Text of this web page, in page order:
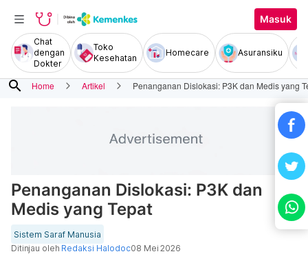
Masuk
Chat
dengan
Dokter
Toko
Kesehatan
Homecare Asuransiku
search Home Artikel Penanganan Dislokasi: P3K dan Medis yang
Penanganan Dislokasi: P3K dan
Medis yang Tepat
Sistem Saraf Manusia
Ditinjau oleh Redaksi Halodoc08 Mei 2026